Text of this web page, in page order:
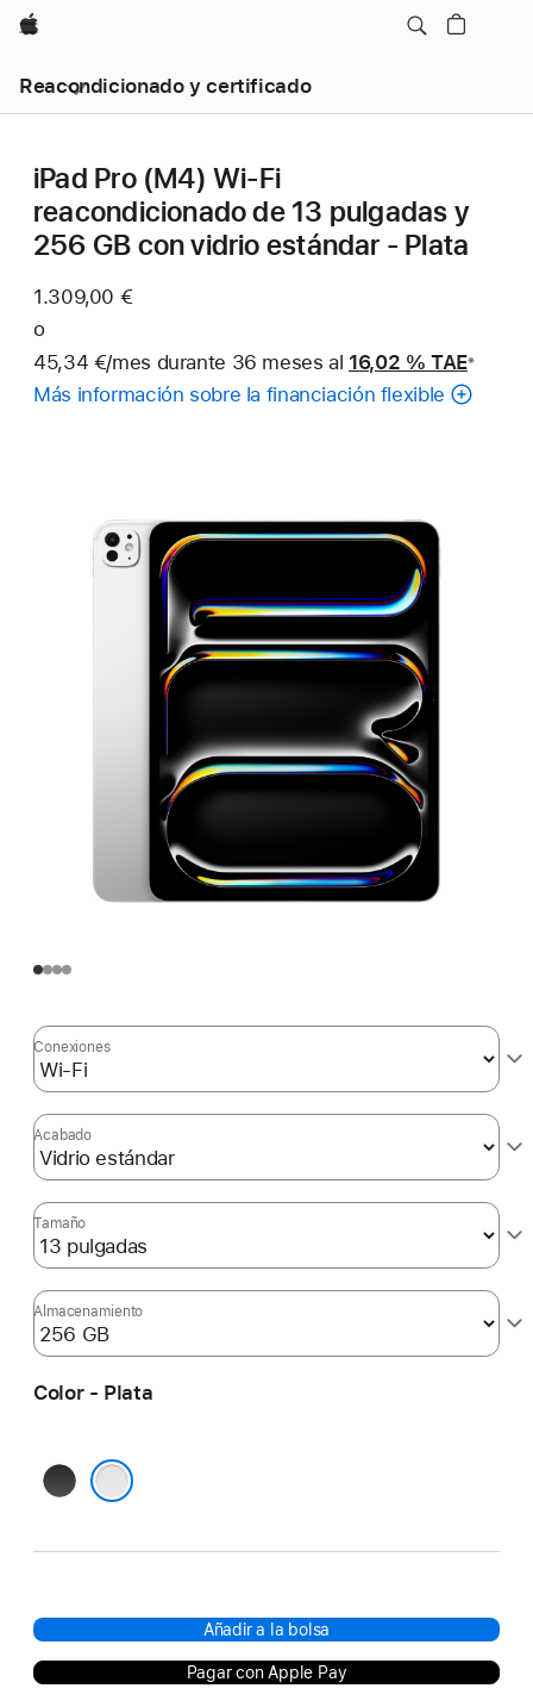
Apple
Reacondicionado y certificado
iPad Pro (M4) Wi-Fi
reacondicionado de 13 pulgadas y
256 GB con vidrio estándar - Plata
1.309,00 €
o
45,34 €/mes durante 36 meses al 16,02 %TAE
a
※
Más información sobre la financiación flexible
Conexiones
Acabado
Tamaño
Almacenamiento
Color - Plata
Negro espacial
Añadir a la bolsa
Pagar con Apple Pay